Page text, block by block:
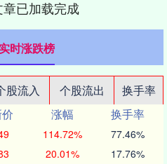
已加载完成
时涨跌榜
股流入 个股流出
换手率
涨幅
换手率
114.72% 77.46%
20.01% 17.76%